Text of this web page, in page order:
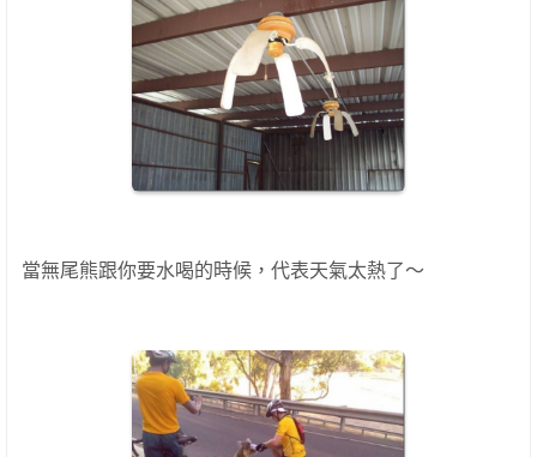
當無尾熊跟你要水喝的時候，代表天氣太熱了～